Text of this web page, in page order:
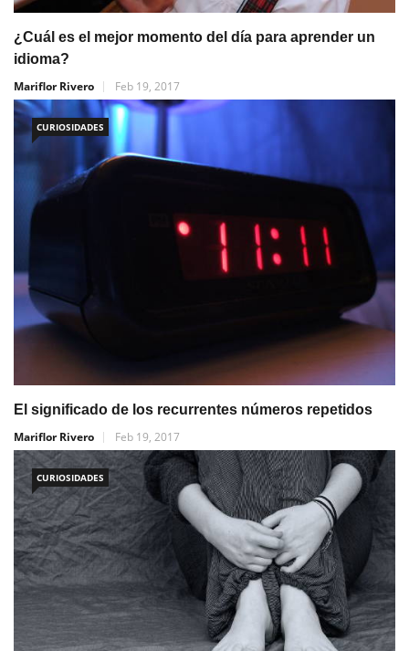
¿Cuál es el mejor momento del día para aprender un
idioma?
Mariflor Rivero
Feb 19, 2017
CURIOSIDADES
El significado de los recurrentes números repetidos
Mariflor Rivero
Feb 19, 2017
CURIOSIDADES